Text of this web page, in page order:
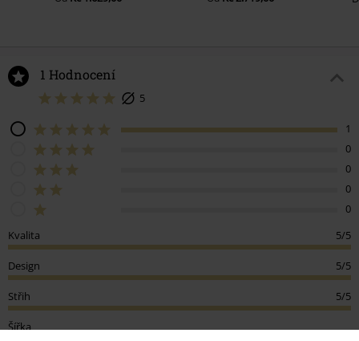
1 Hodnocení
5
1
0
0
0
0
Kvalita
5/5
Design 5/5
Střih 5/5
Šířka